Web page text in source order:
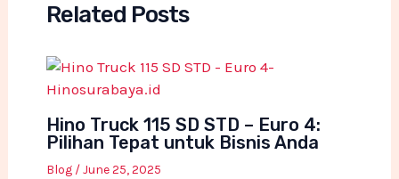
Related Posts
Hino Truck 115 SD STD – Euro 4:
Pilihan Tepat untuk Bisnis Anda
Blog/June 25, 2025